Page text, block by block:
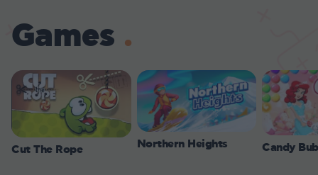
Games
Cut The Rope Northern Heights Candy